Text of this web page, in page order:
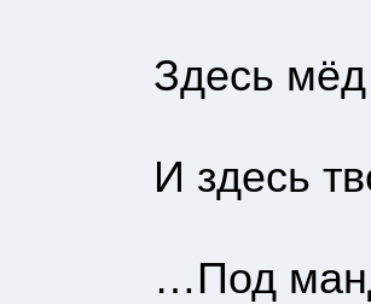
Здесь
И здесь
…Под